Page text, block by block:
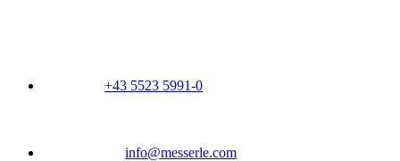
+43 5523 5991-0
info@messerle.com